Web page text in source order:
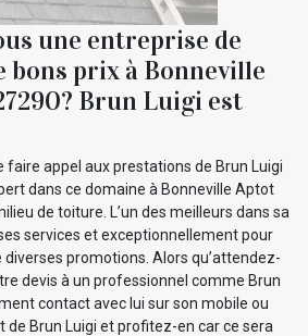
une entreprise de
bons prix à Bonneville
Brun Luigi est
faire appel aux prestations de Brun Luigi
dans ce domaine à Bonneville Aptot
de toiture. L’un des meilleurs dans sa
services et exceptionnellement pour
promotions. Alors qu’attendez-
devis à un professionnel comme Brun
contact avec lui sur son mobile ou
Brun Luigi et profitez-en car ce sera